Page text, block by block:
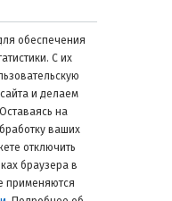
обеспечения
С их
и делаем
на
ваших
отключить
браузера в
применяются